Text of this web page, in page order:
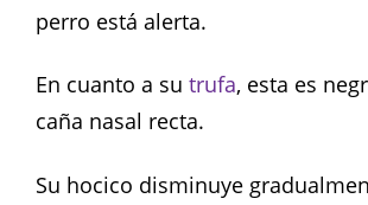
perro está alerta.
En cuanto a su trufa, esta es
caña nasal recta.
Su hocico disminuye